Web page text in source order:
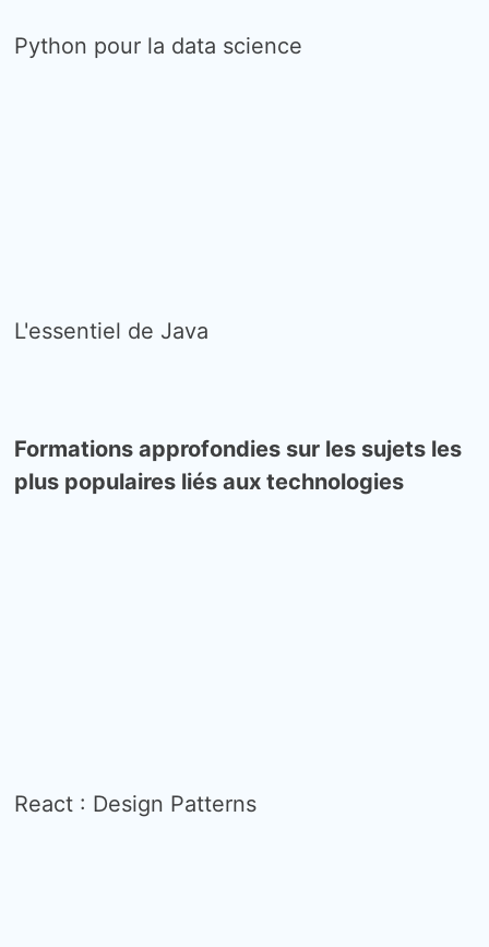
Python pour la data science
L'essentiel de Java
Formations approfondies sur les sujets les
plus populaires liés aux technologies
React : Design Patterns